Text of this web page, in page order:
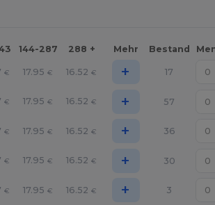
144-287 288 + Mehr Bestand
€ 17.95 € 16.52 € + 17
€ 17.95 € 16.52 € + 57
€ 17.95 € 16.52 € + 36
€ 17.95 € 16.52 € + 30
€ 17.95 € 16.52 € + 3